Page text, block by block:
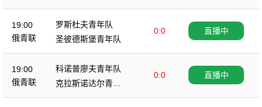
队
19:00
俄青联
罗斯杜夫青年队
0:0
圣彼德斯堡青年队
直播中
19:00
俄青联
科诺普廖夫青年队
0:0
克拉斯诺达尔青年
队
直播中